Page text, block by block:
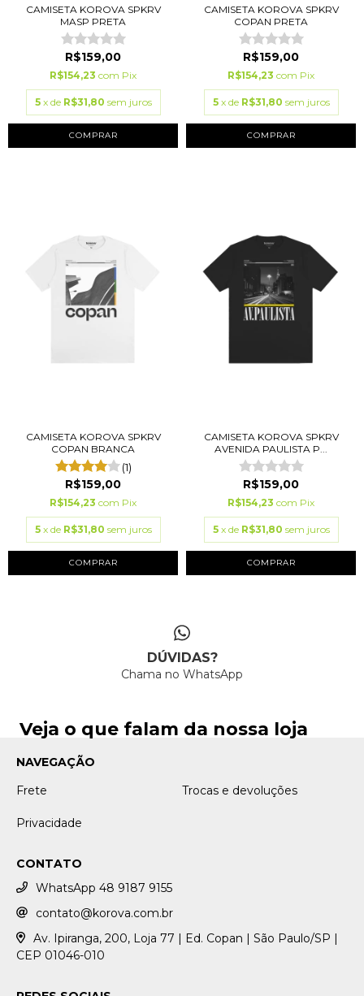
CAMISETA KOROVA SPKRV
MASP PRETA
R$159,00
R$154,23 com Pix
5 x de R$31,80 sem juros
COMPRAR
CAMISETA KOROVA SPKRV
COPAN PRETA
R$159,00
R$154,23 com Pix
5 x de R$31,80 sem juros
COMPRAR
CAMISETA KOROVA SPKRV
COPAN BRANCA
(1)
R$159,00
R$154,23 com Pix
5 x de R$31,80 sem juros
COMPRAR
CAMISETA KOROVA SPKRV
AVENIDA PAULISTA P...
R$159,00
R$154,23 com Pix
5 x de R$31,80 sem juros
COMPRAR
DÚVIDAS?
Chama no WhatsApp
Veja o que falam da nossa loja
NAVEGAÇÃO
Frete
Trocas e devoluções
Privacidade
CONTATO
WhatsApp 48 9187 9155
contato@korova.com.br
Av. Ipiranga, 200, Loja 77 | Ed. Copan | São Paulo/SP |
CEP 01046-010